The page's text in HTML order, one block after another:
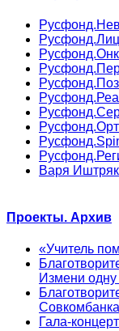
Варя
Проекты. Архив
«Учитель
Измени
Гала-